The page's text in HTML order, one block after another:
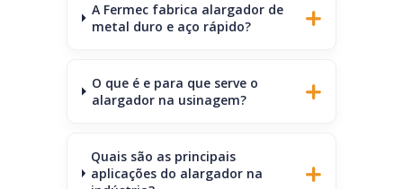
A Fermec fabrica alargador de
metal duro e aço rápido?
O que é e para que serve o
alargador na usinagem?
Quais são as principais
aplicações do alargador na